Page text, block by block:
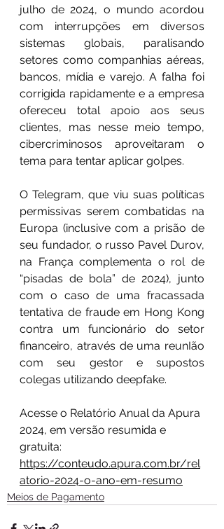
julho de 2024, o mundo acordou
com interrupções em diversos
sistemas globais, paralisando
setores como companhias aéreas,
bancos, mídia e varejo. A falha foi
corrigida rapidamente e a empresa
ofereceu total apoio aos seus
clientes, mas nesse meio tempo,
cibercriminosos aproveitaram o
tema para tentar aplicar golpes.
O Telegram, que viu suas políticas
permissivas serem combatidas na
Europa (inclusive com a prisão de
seu fundador, o russo Pavel Durov,
na França complementa o rol de
“pisadas de bola” de 2024), junto
com o caso de uma fracassada
tentativa de fraude em Hong Kong
contra um funcionário do setor
financeiro, através de uma reunIão
com seu gestor e supostos
colegas utilizando deepfake.
Acesse o Relatório Anual da Apura
2024, em versão resumida e
gratuita:
https://conteudo.apura.com.br/rel
atorio-2024-o-ano-em-resumo
Meios de Pagamento